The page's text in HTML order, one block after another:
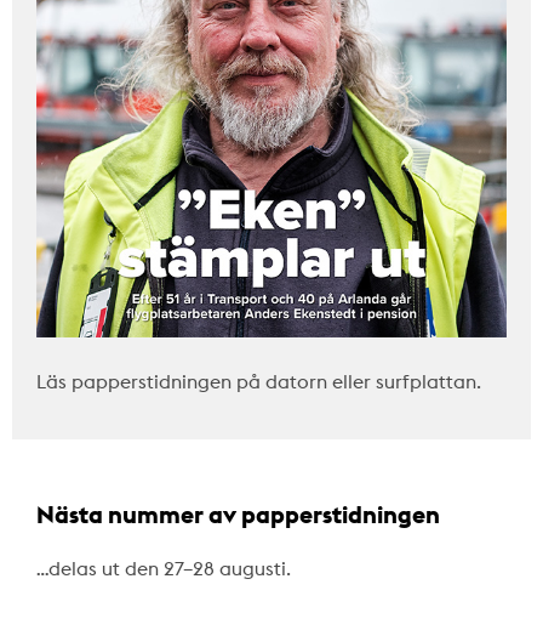
Läs papperstidningen på datorn eller surfplattan.
Nästa nummer av papperstidningen
…delas ut den 27–28 augusti.